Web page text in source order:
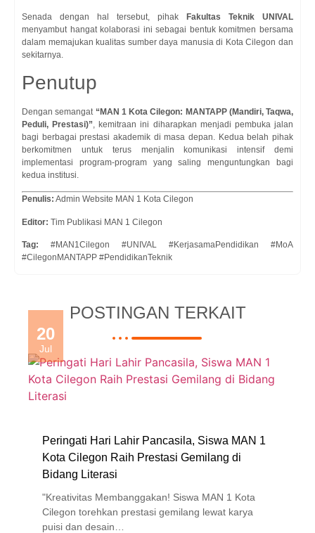
Senada dengan hal tersebut, pihak Fakultas Teknik UNIVAL
menyambut hangat kolaborasi ini sebagai bentuk komitmen bersama
dalam memajukan kualitas sumber daya manusia di Kota Cilegon dan
sekitarnya.
Penutup
Dengan semangat “MAN 1 Kota Cilegon: MANTAPP (Mandiri, Taqwa,
Peduli, Prestasi)”, kemitraan ini diharapkan menjadi pembuka jalan
bagi berbagai prestasi akademik di masa depan. Kedua belah pihak
berkomitmen untuk terus menjalin komunikasi intensif demi
implementasi program-program yang saling menguntungkan bagi
kedua institusi.
Penulis: Admin Website MAN 1 Kota Cilegon
Editor: Tim Publikasi MAN 1 Cilegon
Tag: #MAN1Cilegon #UNIVAL #KerjasamaPendidikan #MoA
#CilegonMANTAPP #PendidikanTeknik
POSTINGAN TERKAIT
20
Jul
Peringati Hari Lahir Pancasila, Siswa MAN 1
Kota Cilegon Raih Prestasi Gemilang di
Bidang Literasi
"Kreativitas Membanggakan! Siswa MAN 1 Kota
Cilegon torehkan prestasi gemilang lewat karya
puisi dan desain…